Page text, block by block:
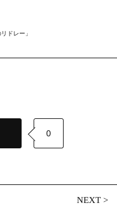
ドレー」
0
NEXT>